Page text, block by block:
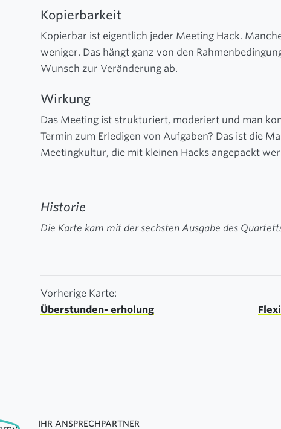
Kopierbarkeit
Kopierbar ist eigentlich jeder Meeting Hack.
weniger. Das hängt ganz von den
Wunsch zur Veränderung ab.
Wirkung
Das Meeting ist strukturiert, moderiert und man
Termin zum Erledigen von Aufgaben? Das ist die
Meetingkultur, die mit kleinen Hacks angepackt
Historie
Die Karte kam mit der sechsten Ausgabe des
Vorherige Karte:
Überstunden- erholung
IHR ANSPRECHPARTNER